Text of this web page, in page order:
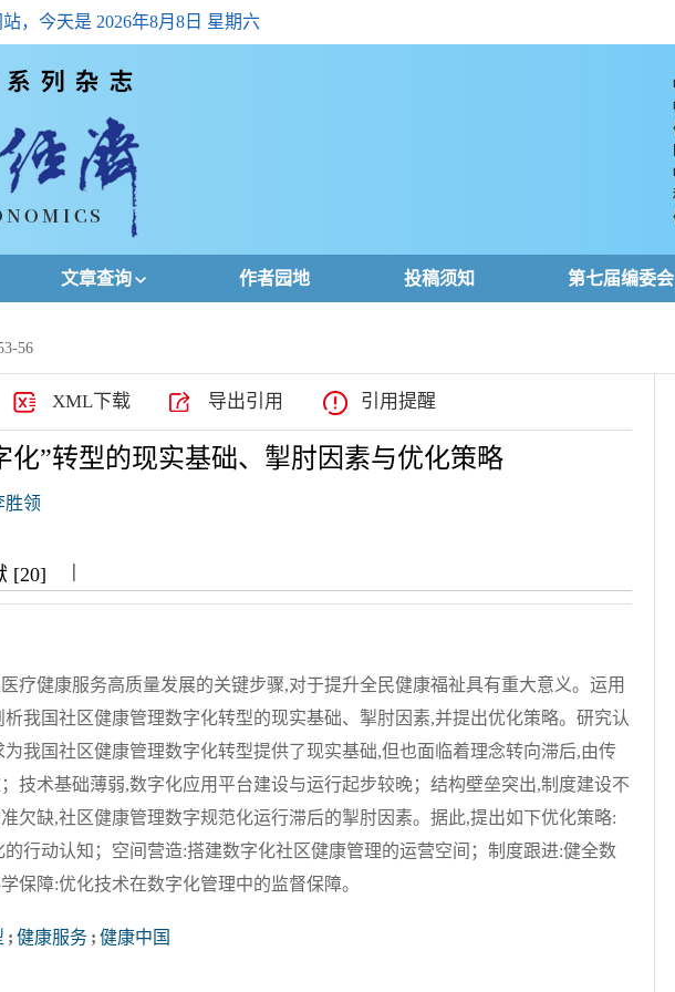
，今天是 2026年8月8日 星期六
文章查询
高级查询
下载排名
作者园地 投稿须知 第七届编委会
56
XML下载 导出引用 引用提醒
化”转型的现实基础、掣肘因素与优化策略
胜领
[20] |||
疗健康服务高质量发展的关键步骤,对于提升全民健康福祉具有重大意义。运用
我国社区健康管理数字化转型的现实基础、掣肘因素,并提出优化策略。研究认
我国社区健康管理数字化转型提供了现实基础,但也面临着理念转向滞后,由传
技术基础薄弱,数字化应用平台建设与运行起步较晚；结构壁垒突出,制度建设不
欠缺,社区健康管理数字规范化运行滞后的掣肘因素。据此,提出如下优化策略:
行动认知；空间营造:搭建数字化社区健康管理的运营空间；制度跟进:健全数
保障:优化技术在数字化管理中的监督保障。
; 健康服务 ; 健康中国